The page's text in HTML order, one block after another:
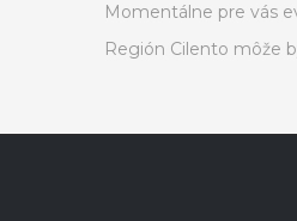
Momentálne pre vás
Región Cilento môže